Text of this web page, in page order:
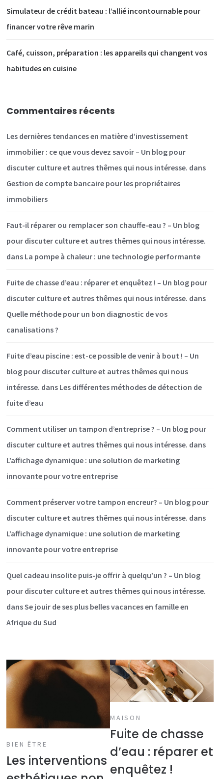
Simulateur de crédit bateau : l’allié incontournable pour
financer votre rêve marin
Café, cuisson, préparation : les appareils qui changent vos
habitudes en cuisine
Commentaires récents
Les dernières tendances en matière d’investissement
immobilier : ce que vous devez savoir – Un blog pour
discuter culture et autres thêmes qui nous intéresse. dans
Gestion de compte bancaire pour les propriétaires
immobiliers
Faut-il réparer ou remplacer son chauffe-eau ? – Un blog
pour discuter culture et autres thêmes qui nous intéresse.
dans La pompe à chaleur : une technologie performante
Fuite de chasse d’eau : réparer et enquêtez ! – Un blog pour
discuter culture et autres thêmes qui nous intéresse. dans
Quelle méthode pour un bon diagnostic de vos
canalisations ?
Fuite d’eau piscine : est-ce possible de venir à bout ! – Un
blog pour discuter culture et autres thêmes qui nous
intéresse. dans Les différentes méthodes de détection de
fuite d’eau
Comment utiliser un tampon d’entreprise ? – Un blog pour
discuter culture et autres thêmes qui nous intéresse. dans
L’affichage dynamique : une solution de marketing
innovante pour votre entreprise
Comment préserver votre tampon encreur? – Un blog pour
discuter culture et autres thêmes qui nous intéresse. dans
L’affichage dynamique : une solution de marketing
innovante pour votre entreprise
Quel cadeau insolite puis-je offrir à quelqu’un ? – Un blog
pour discuter culture et autres thêmes qui nous intéresse.
dansSe jouir de ses plus belles vacances en famille en
Afrique du Sud
BIEN ÊTRE
Les interventions
MAISON
Fuite de chasse
d’eau : réparer et
enquêtez !